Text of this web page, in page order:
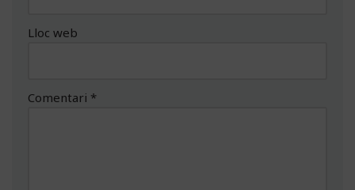
Lloc web
Comentari *